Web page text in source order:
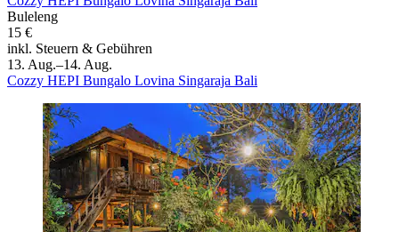
Buleleng
15 €
inkl. Steuern & Gebühren
13. Aug.–14. Aug.
Cozzy HEPI Bungalo Lovina Singaraja Bali